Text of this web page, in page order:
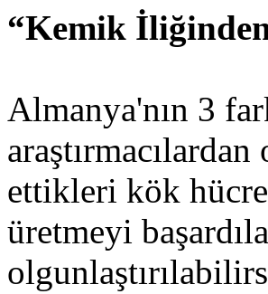
“Kemik
Almanya'nın 3
ettikleri kök
üretmeyi